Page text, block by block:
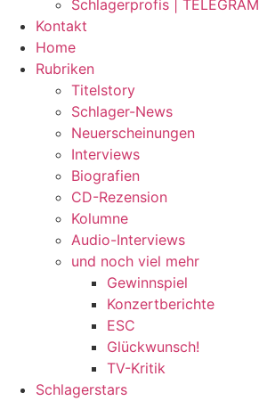
Schlagerprofis | TELEGRAM
Kontakt
Home
Rubriken
Titelstory
Schlager-News
Neuerscheinungen
Interviews
Biografien
CD-Rezension
Kolumne
Audio-Interviews
und noch viel mehr
Gewinnspiel
Konzertberichte
ESC
Glückwunsch!
TV-Kritik
Schlagerstars